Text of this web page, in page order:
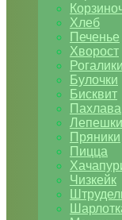
Хлеб
Печенье
Хворост
Рогалики
Булочки
Бисквит
Пахлава
Лепешки
Пряники
Пицца
Чизкейк